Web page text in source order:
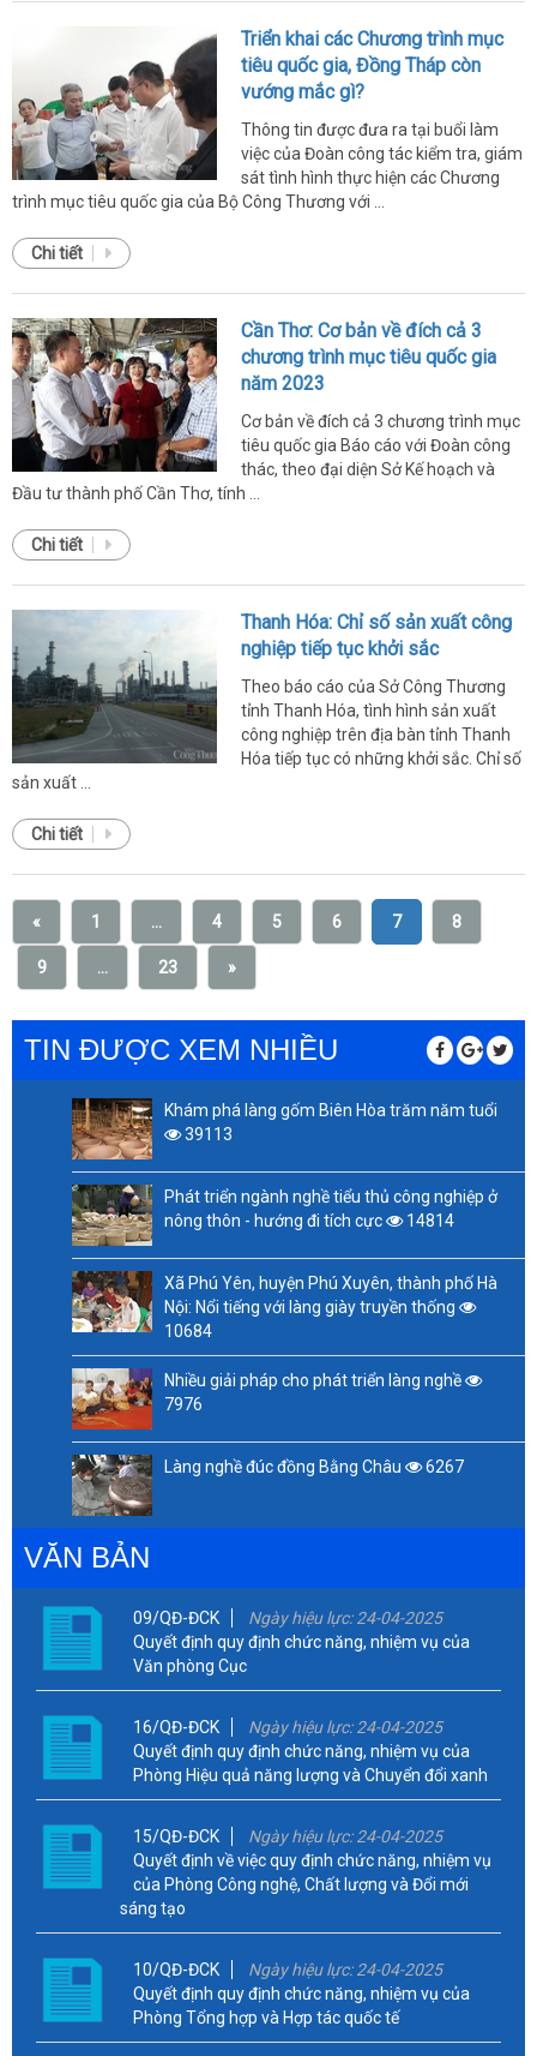
Triển khai các Chương trình mục
tiêu quốc gia, Đồng Tháp còn
vướng mắc gì?
Thông tin được đưa ra tại buổi làm
việc của Đoàn công tác kiểm tra, giám
sát tình hình thực hiện các Chương
trình mục tiêu quốc gia của Bộ Công Thương với ...
Chi tiết
Cần Thơ: Cơ bản về đích cả 3
chương trình mục tiêu quốc gia
năm 2023
Cơ bản về đích cả 3 chương trình mục
tiêu quốc gia Báo cáo với Đoàn công
thác, theo đại diện Sở Kế hoạch và
Đầu tư thành phố Cần Thơ, tính ...
Chi tiết
Thanh Hóa: Chỉ số sản xuất công
nghiệp tiếp tục khởi sắc
Theo báo cáo của Sở Công Thương
tỉnh Thanh Hóa, tình hình sản xuất
công nghiệp trên địa bàn tỉnh Thanh
Hóa tiếp tục có những khởi sắc. Chỉ số
sản xuất ...
Chi tiết
« 1 ... 4 5 6 7 8
9 ... 23 »
TIN ĐƯỢC XEM NHIỀU
Khám phá làng gốm Biên Hòa trăm năm tuổi
39113
Phát triển ngành nghề tiểu thủ công nghiệp ở
nông thôn - hướng đi tích cực
14814
Xã Phú Yên, huyện Phú Xuyên, thành phố Hà
Nội: Nổi tiếng với làng giày truyền thống
10684
Nhiều giải pháp cho phát triển làng nghề
7976
Làng nghề đúc đồng Bằng Châu 6267
VĂN BẢN
09/QĐ-ĐCK
Ngày hiệu lực: 24-04-2025
Quyết định quy định chức năng, nhiệm vụ của
Văn phòng Cục
16/QĐ-ĐCK
Ngày hiệu lực: 24-04-2025
Quyết định quy định chức năng, nhiệm vụ của
Phòng Hiệu quả năng lượng và Chuyển đổi xanh
15/QĐ-ĐCK
Ngày hiệu lực: 24-04-2025
Quyết định về việc quy định chức năng, nhiệm vụ
của Phòng Công nghệ, Chất lượng và Đổi mới
sáng tạo
10/QĐ-ĐCK
Ngày hiệu lực: 24-04-2025
Quyết định quy định chức năng, nhiệm vụ của
Phòng Tổng hợp và Hợp tác quốc tế